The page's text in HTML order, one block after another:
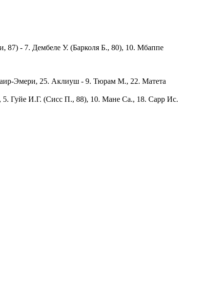
87) - 7. Дембеле У. (Барколя Б., 80), 10. Мбаппе
Эмери, 25. Аклиуш - 9. Тюрам М., 22. Матета
Гуйе И.Г. (Сисс П., 88), 10. Мане Са., 18. Сарр Ис.